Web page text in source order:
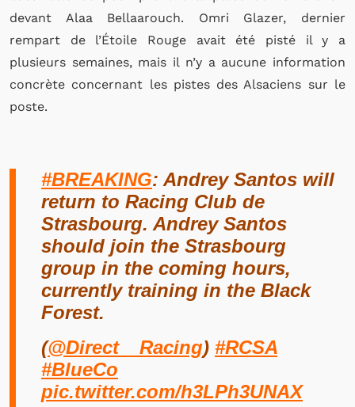
devant Alaa Bellaarouch. Omri Glazer, dernier
rempart de l’Étoile Rouge avait été pisté il y a
plusieurs semaines, mais il n’y a aucune information
concrète concernant les pistes des Alsaciens sur le
poste.
#BREAKING: Andrey Santos will
return to Racing Club de
Strasbourg. Andrey Santos
should join the Strasbourg
group in the coming hours,
currently training in the Black
Forest.
(@Direct__Racing) #RCSA
#BlueCo
pic.twitter.com/h3LPh3UNAX